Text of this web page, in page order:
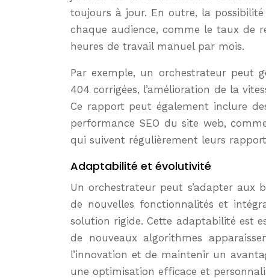
toujours à jour. En outre, la
chaque audience, comme le taux de
heures de travail manuel par mois.
Par exemple, un orchestrateur peut
404 corrigées, l’amélioration de la
Ce rapport peut également inclure
performance SEO du site web,
qui suivent régulièrement leurs
Adaptabilité et évolutivité
Un orchestrateur peut s’adapter aux
de nouvelles fonctionnalités et
solution rigide. Cette adaptabilité est
de nouveaux algorithmes
l’innovation et de maintenir un
une optimisation efficace et